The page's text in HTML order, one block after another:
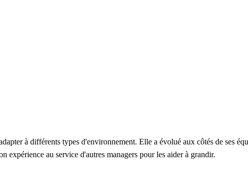
à différents types d'environnement. Elle a évolué aux côtés de ses
expérience au service d'autres managers pour les aider à grandir.